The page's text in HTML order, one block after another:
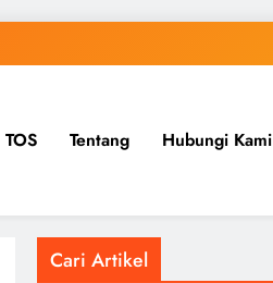
TOS Tentang Hubungi Kami
Cari Artikel